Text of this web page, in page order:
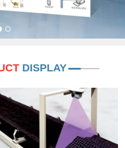
DISPLAY